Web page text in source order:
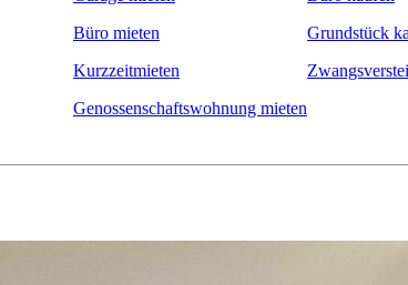
Büro mieten
Kurzzeitmieten
Genossenschaftswohnung mieten
Grundstück